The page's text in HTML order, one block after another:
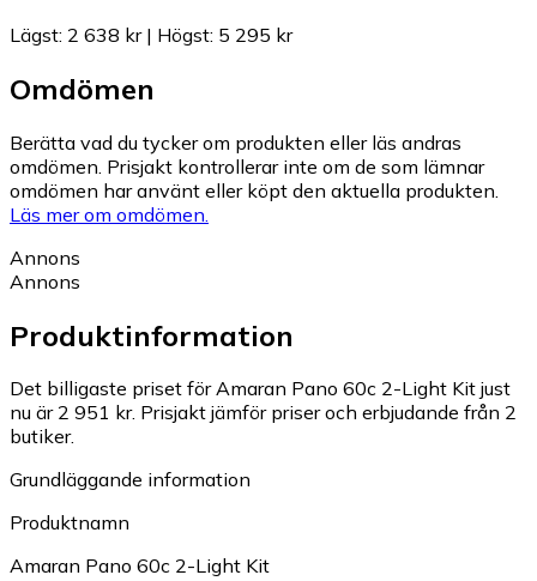
Lägst: 2 638 kr| Högst: 5 295 kr
Omdömen
Berätta vad du tycker om produkten eller läs andras
omdömen. Prisjakt kontrollerar inte om de som lämnar
omdömen har använt eller köpt den aktuella produkten.
Läs mer om omdömen.
Annons
Annons
Produktinformation
Det billigaste priset för Amaran Pano 60c 2-Light Kit just
nu är 2 951 kr. Prisjakt jämför priser och erbjudande från 2
butiker.
Grundläggande information
Produktnamn
Amaran Pano 60c 2-Light Kit